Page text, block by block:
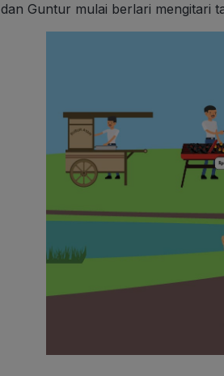
dan Guntur mulai berlari mengitari